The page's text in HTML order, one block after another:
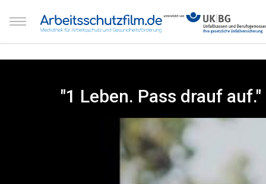
"1 Leben. Pass drauf